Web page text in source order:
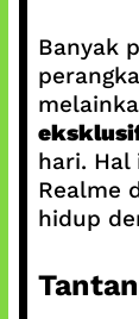
Banyak
hari. Hal
Realme
hidup